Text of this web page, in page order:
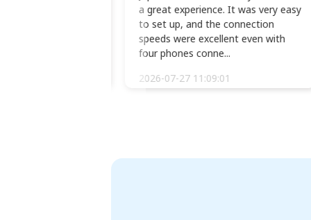
a great experience. It was very easy
to set up, and the connection
speeds were excellent even with
four phones conne...
2026-07-27 11:09:01